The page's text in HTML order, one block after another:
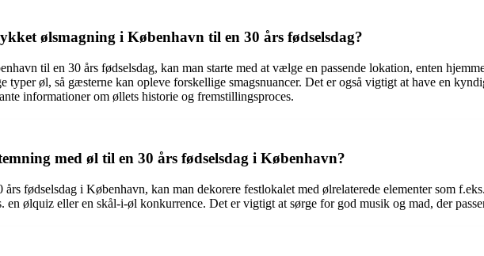
ølsmagning i København til en 30 års fødselsdag?
til en 30 års fødselsdag, kan man starte med at vælge en passende lokation, enten
typer øl, så gæsterne kan opleve forskellige smagsnuancer. Det er også vigtigt at have en
informationer om øllets historie og fremstillingsproces.
med øl til en 30 års fødselsdag i København?
fødselsdag i København, kan man dekorere festlokalet med ølrelaterede elementer som
en ølquiz eller en skål-i-øl konkurrence. Det er vigtigt at sørge for god musik og mad, der